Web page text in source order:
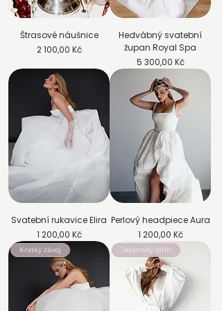
Štrasové náušnice
Cena
2 100,00 Kč
Hedvábný svatební
župan Royal Spa
Cena
5 300,00 Kč
Svatební rukavice Elira
Cena
1 200,00 Kč
Perlový headpiece Aura
Cena
1 200,00 Kč
Krátký závoj Japonský střih